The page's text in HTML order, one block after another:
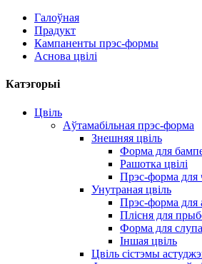
Галоўная
Прадукт
Кампаненты прэс-формы
Аснова цвілі
Катэгорыі
Цвіль
Аўтамабільная прэс-форма
Знешняя цвіль
Форма для
Рашотка цвілі
Прэс-форма для
Унутраная цвіль
Прэс-форма для
Плісня для
Форма для слупа
Іншая цвіль
Цвіль сістэмы